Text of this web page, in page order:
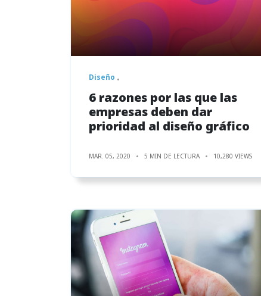
Diseño
6 razones por las que las
empresas deben dar
prioridad al diseño gráfico
MAR. 05, 2020 5 MIN DE LECTURA 10,280 VIEWS